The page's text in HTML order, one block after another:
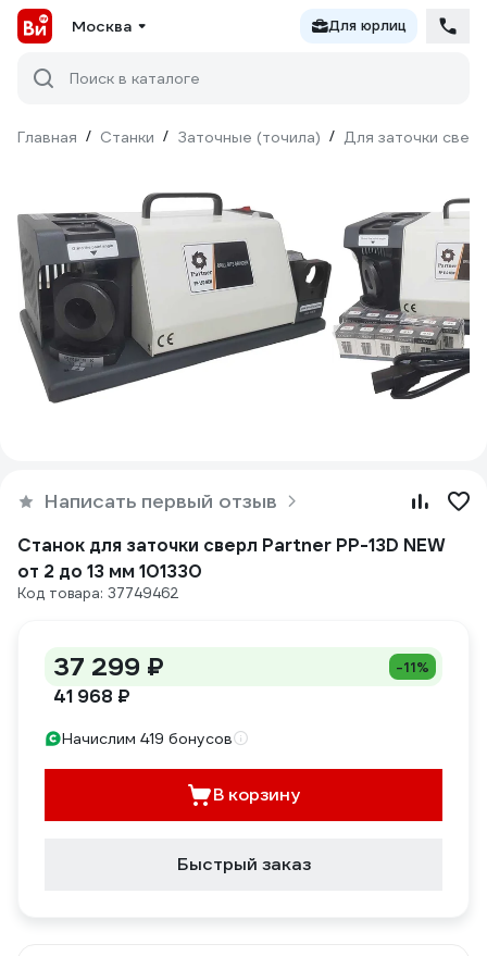
Москва Для юрлиц
Поиск в каталоге
Главная / Станки / Заточные (точила) / Для заточки сверл
Написать первый отзыв
Станок для заточки сверл Partner PP-13D NEW
от 2 до 13 мм 101330
Код товара: 37749462
37 299 ₽ -11%
41 968 ₽
Начислим 419 бонусов
В корзину
Быстрый заказ